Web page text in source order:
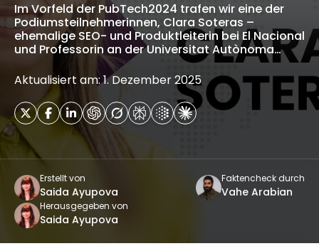
Im Vorfeld der PubTech2024 trafen wir eine der
Podiumsteilnehmerinnen, Clara Soteras –
ehemalige SEO- und Produktleiterin bei El Nacional
und Professorin an der Universitat Autònoma…
Aktualisiert am: 1. Dezember 2025
Erstellt von
Saida Ayupova
Faktencheck durch
Vahe Arabian
Herausgegeben von
Saida Ayupova